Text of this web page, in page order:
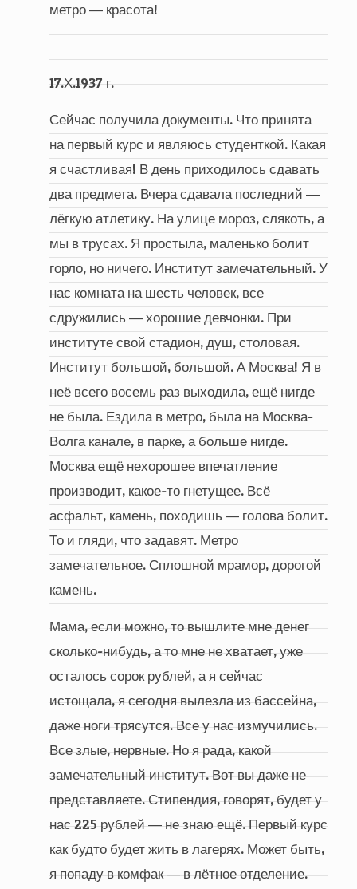
метро ― красота!
17.Х.1937 г.
Сейчас получила документы. Что принята
на первый курс и являюсь студенткой. Какая
я счастливая! В день приходилось сдавать
два предмета. Вчера сдавала последний ―
лёгкую атлетику. На улице мороз, слякоть, а
мы в трусах. Я простыла, маленько болит
горло, но ничего. Институт замечательный. У
нас комната на шесть человек, все
сдружились ― хорошие девчонки. При
институте свой стадион, душ, столовая.
Институт большой, большой. А Москва! Я в
неё всего восемь раз выходила, ещё нигде
не была. Ездила в метро, была на Москва-
Волга канале, в парке, а больше нигде.
Москва ещё нехорошее впечатление
производит, какое-то гнетущее. Всё
асфальт, камень, походишь ― голова болит.
То и гляди, что задавят. Метро
замечательное. Сплошной мрамор, дорогой
камень.
Мама, если можно, то вышлите мне денег
сколько-нибудь, а то мне не хватает, уже
осталось сорок рублей, а я сейчас
истощала, я сегодня вылезла из бассейна,
даже ноги трясутся. Все у нас измучились.
Все злые, нервные. Но я рада, какой
замечательный институт. Вот вы даже не
представляете. Стипендия, говорят, будет у
нас 225 рублей ― не знаю ещё. Первый курс
как будто будет жить в лагерях. Может быть,
я попаду в комфак ― в лётное отделение.